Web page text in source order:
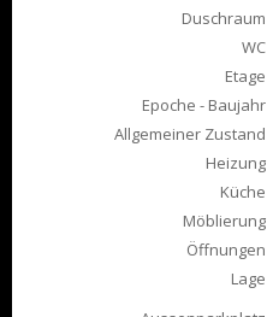
Duschraum
WC
Etage
Epoche - Baujahr
Allgemeiner Zustand
Heizung
Küche
Möblierung
Öffnungen
Lage